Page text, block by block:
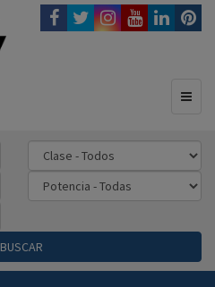
BUSCAR